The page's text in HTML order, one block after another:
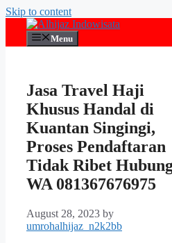
Skip to content
Menu
Jasa Travel Haji
Khusus Handal di
Kuantan Singingi,
Proses Pendaftaran
Tidak Ribet
WA 081367676975
August 28, 2023 by
umrohalhijaz_n2k2bb